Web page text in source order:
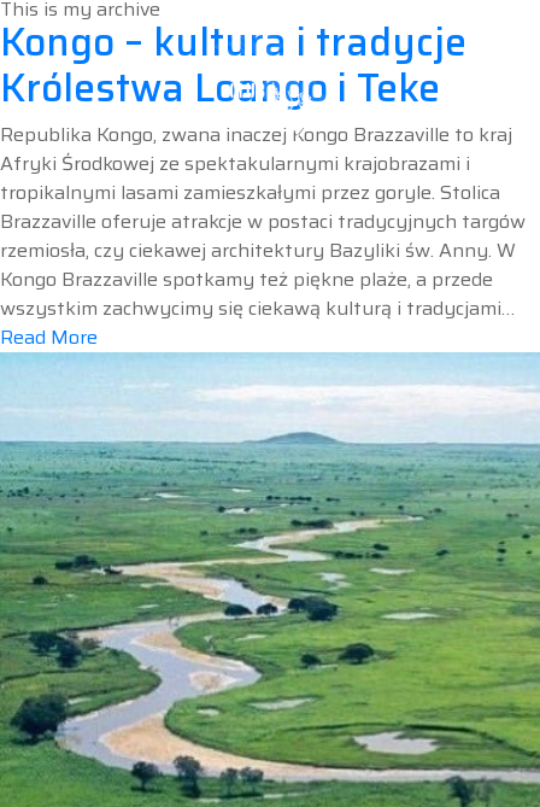
This is my archive
Kongo – kultura i tradycje
Królestwa Loango i Teke
Republika Kongo, zwana inaczej Kongo Brazzaville to kraj
Afryki Środkowej ze spektakularnymi krajobrazami i
tropikalnymi lasami zamieszkałymi przez goryle. Stolica
Brazzaville oferuje atrakcje w postaci tradycyjnych targów
rzemiosła, czy ciekawej architektury Bazyliki św. Anny. W
Kongo Brazzaville spotkamy też piękne plaże, a przede
wszystkim zachwycimy się ciekawą kulturą i tradycjami…
Read More